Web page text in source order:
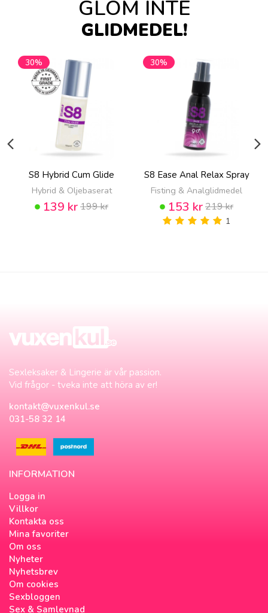
GLÖM INTE
GLIDMEDEL!
30%
S8 Hybrid Cum Glide
Hybrid & Oljebaserat
139 kr199 kr
30%
S8 Ease Anal Relax Spray
Fisting & Analglidmedel
153 kr219 kr
1
Sexleksaker & Lingerie är vår passion.
Vid frågor - tveka inte att höra av er!
kontakt@vuxenkul.se
031-58 32 14
INFORMATION
Logga in
Villkor
Kontakta oss
Mina favoriter
Om oss
Nyheter
Nyhetsbrev
Om cookies
Sexbloggen
Sex & Samlevnad